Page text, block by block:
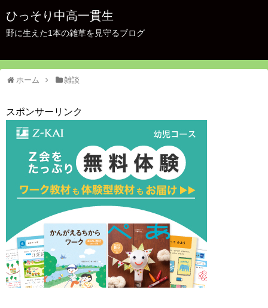
ひっそり中高一貫生
野に生えた1本の雑草を見守るブログ
ホーム 雑談
スポンサーリンク